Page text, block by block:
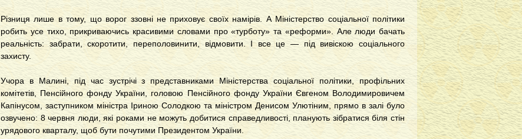
Різниця лише в тому, що ворог ззовні не приховує своїх намірів. А Міністерство соціальної політики
робить усе тихо, прикриваючись красивими словами про «турботу» та «реформи». Але люди бачать
реальність: забрати, скоротити, переполовинити, відмовити. І все це — під вивіскою соціального
захисту.
Учора в Малині, під час зустрічі з представниками Міністерства соціальної політики, профільних
комітетів, Пенсійного фонду України, головою Пенсійного фонду України Євгеном Володимировичем
Капінусом, заступником міністра Іриною Солодкою та міністром Денисом Улютіним, прямо в залі було
озвучено: 8 червня люди, які роками не можуть добитися справедливості, планують зібратися біля стін
урядового кварталу, щоб бути почутими Президентом України.